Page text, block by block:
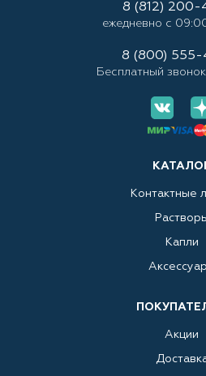
Контактные
Капли
Акции
8 (812) 200-
ежедневно с
8 (800)
Бесплатный